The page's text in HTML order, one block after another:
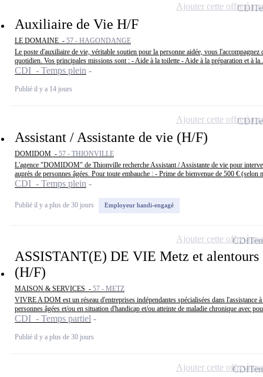
Auxiliaire de Vie H/F
LE DOMAINE - 57 - HAGONDANGE
Le poste d'auxiliaire de vie, véritable soutien pour la personne aidée, vous l'accompagnez
quotidien. Vos principales missions sont : - Aide à la toilette - Aide à la préparation et à
CDI - Temps plein
Publié il y a 14 jours
CDI
Ajouter cette offre à
Assistant / Assistante de vie (H/F)
DOMIDOM - 57 - THIONVILLE
L'agence "DOMIDOM" de Thionville recherche Assistant / Assistante de vie pour
auprès de personnes âgées. Pour toute embauche : - Prime de bienvenue de 500 € (selon
CDI - Temps plein
Publié il y a plus de 30 jours Employeur handi-engagé
CDI
Ajouter cette offre à
ASSISTANT(E) DE VIE Metz et alentours
(H/F)
MAISON & SERVICES - 57 - METZ
VIVRE A DOM est un réseau d'entreprises indépendantes spécialisées dans l'assistance
personnes âgées et/ou en situation d'handicap et/ou atteinte de maladie chronique avec
CDI - Temps partiel
Publié il y a plus de 30 jours
CDI
Ajouter cette offre à
CDI
Ajouter cette offre à